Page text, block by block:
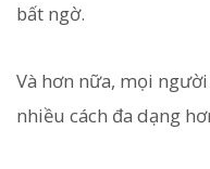
bất ngờ.
Và hơn nữa, mọi
nhiều cách đa dạng